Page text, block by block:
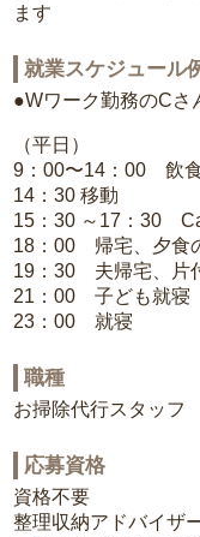
ます
就業スケジュール
●Wワーク勤務のCさ
（平日）
9：00〜14：00 飲
14：30 移動
15：30 ～17：30
18：00 帰宅、夕食
19：30 夫帰宅、片
21：00 子ども就寝
23：00 就寝
職種
お掃除代行スタッフ
応募資格
資格不要
整理収納アドバイザ